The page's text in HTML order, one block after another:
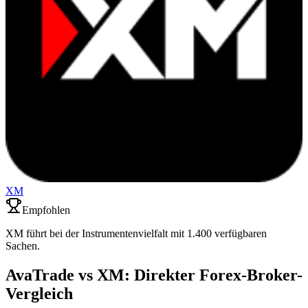
XM
Empfohlen
XM führt bei der Instrumentenvielfalt mit 1.400 verfügbaren
Sachen.
AvaTrade vs XM: Direkter Forex-Broker-
Vergleich